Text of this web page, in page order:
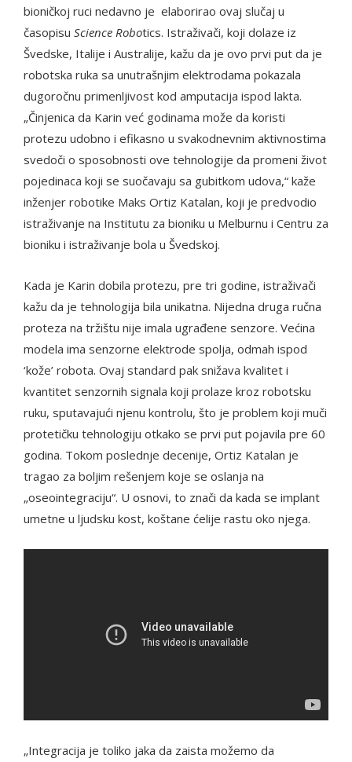
bioničkoj ruci nedavno je elaborirao ovaj slučaj u
časopisu Science Robotics. Istraživači, koji dolaze iz
Švedske, Italije i Australije, kažu da je ovo prvi put da je
robotska ruka sa unutrašnjim elektrodama pokazala
dugoročnu primenljivost kod amputacija ispod lakta.
„Činjenica da Karin već godinama može da koristi
protezu udobno i efikasno u svakodnevnim aktivnostima
svedoči o sposobnosti ove tehnologije da promeni život
pojedinaca koji se suočavaju sa gubitkom udova,“ kaže
inženjer robotike Maks Ortiz Katalan, koji je predvodio
istraživanje na Institutu za bioniku u Melburnu i Centru za
bioniku i istraživanje bola u Švedskoj.
Kada je Karin dobila protezu, pre tri godine, istraživači
kažu da je tehnologija bila unikatna. Nijedna druga ručna
proteza na tržištu nije imala ugrađene senzore. Većina
modela ima senzorne elektrode spolja, odmah ispod
‘kože’ robota. Ovaj standard pak snižava kvalitet i
kvantitet senzornih signala koji prolaze kroz robotsku
ruku, sputavajući njenu kontrolu, što je problem koji muči
protetičku tehnologiju otkako se prvi put pojavila pre 60
godina. Tokom poslednje decenije, Ortiz Katalan je
tragao za boljim rešenjem koje se oslanja na
„oseointegraciju“. U osnovi, to znači da kada se implant
umetne u ljudsku kost, koštane ćelije rastu oko njega.
„Integracija je toliko jaka da zaista možemo da